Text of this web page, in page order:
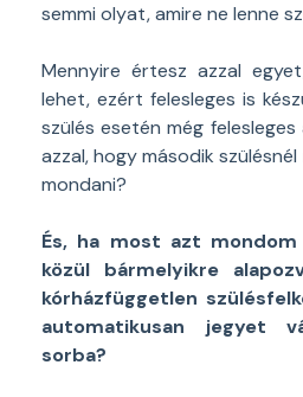
semmi olyat, amire ne lenne
Mennyire értesz azzal
lehet, ezért felesleges is
szülés esetén még
azzal, hogy második
mondani?
És, ha most azt
közül bármelyikre
kórházfüggetlen
automatikusan jegyet
sorba?